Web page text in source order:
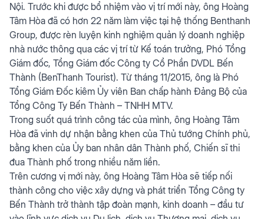
Nội. Trước khi được bổ nhiệm vào vị trí mới này, ông Hoàng
Tâm Hòa đã có hơn 22 năm làm việc tại hệ thống Benthanh
Group, được rèn luyện kinh nghiệm quản lý doanh nghiệp
nhà nước thông qua các vị trí từ Kế toán trưởng, Phó Tổng
Giám đốc, Tổng Giám đốc Công ty Cổ Phần DVDL Bến
Thành (BenThanh Tourist). Từ tháng 11/2015, ông là Phó
Tổng Giám Đốc kiêm Ủy viên Ban chấp hành Đảng Bộ của
Tổng Công Ty Bến Thành – TNHH MTV.
Trong suốt quá trình công tác của mình, ông Hoàng Tâm
Hòa đã vinh dự nhận bằng khen của Thủ tướng Chính phủ,
bằng khen của Ủy ban nhân dân Thành phố, Chiến sĩ thi
đua Thành phố trong nhiều năm liền.
Trên cương vị mới này, ông Hoàng Tâm Hòa sẽ tiếp nối
thành công cho việc xây dựng và phát triển Tổng Công ty
Bến Thành trở thành tập đoàn mạnh, kinh doanh – đầu tư